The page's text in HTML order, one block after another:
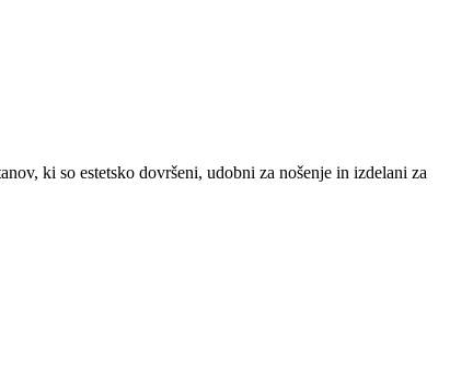
ki so estetsko dovršeni, udobni za nošenje in izdelani za